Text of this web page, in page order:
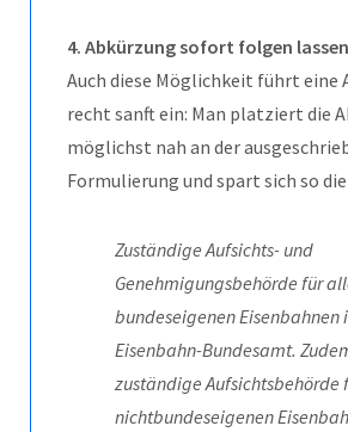
4. Abkürzung sofort folgen lassen
Auch diese Möglichkeit führt eine
recht sanft ein: Man platziert die
möglichst nah an der
Formulierung und spart sich so
Zuständige Aufsichts- und
Genehmigungsbehörde für
bundeseigenen Eisenbahnen
Eisenbahn-Bundesamt.
zuständige Aufsichtsbehörde
nichtbundeseigenen